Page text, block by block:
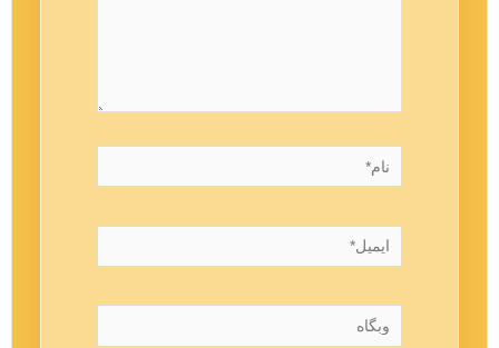
ایمیل*
وبگاه